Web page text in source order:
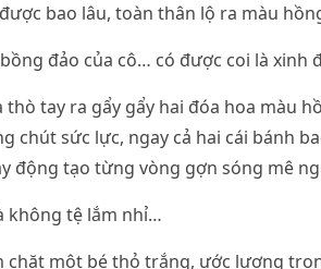
bao lâu, toàn thân lộ ra màu
đảo của cô… có được coi là xinh
thò tay ra gẩy gẩy hai đóa hoa màu
chút sức lực, ngay cả hai cái bánh
động tạo từng vòng gợn sóng mê
không tệ lắm nhỉ…
chặt một bé thỏ trắng, ước lượng